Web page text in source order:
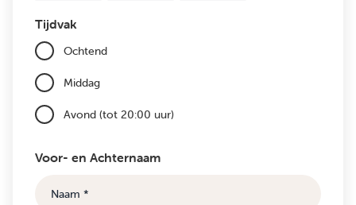
Tijdvak
Ochtend
Middag
Avond (tot 20:00 uur)
Voor- en Achternaam